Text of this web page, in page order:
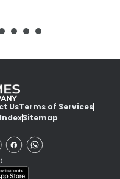
UsTerms of Services
IndexSitemap